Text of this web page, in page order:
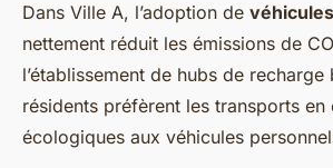
Dans Ville A, l’adoption de
nettement réduit les émissions de
l’établissement de hubs de recharge
résidents préfèrent les transports en
écologiques aux véhicules